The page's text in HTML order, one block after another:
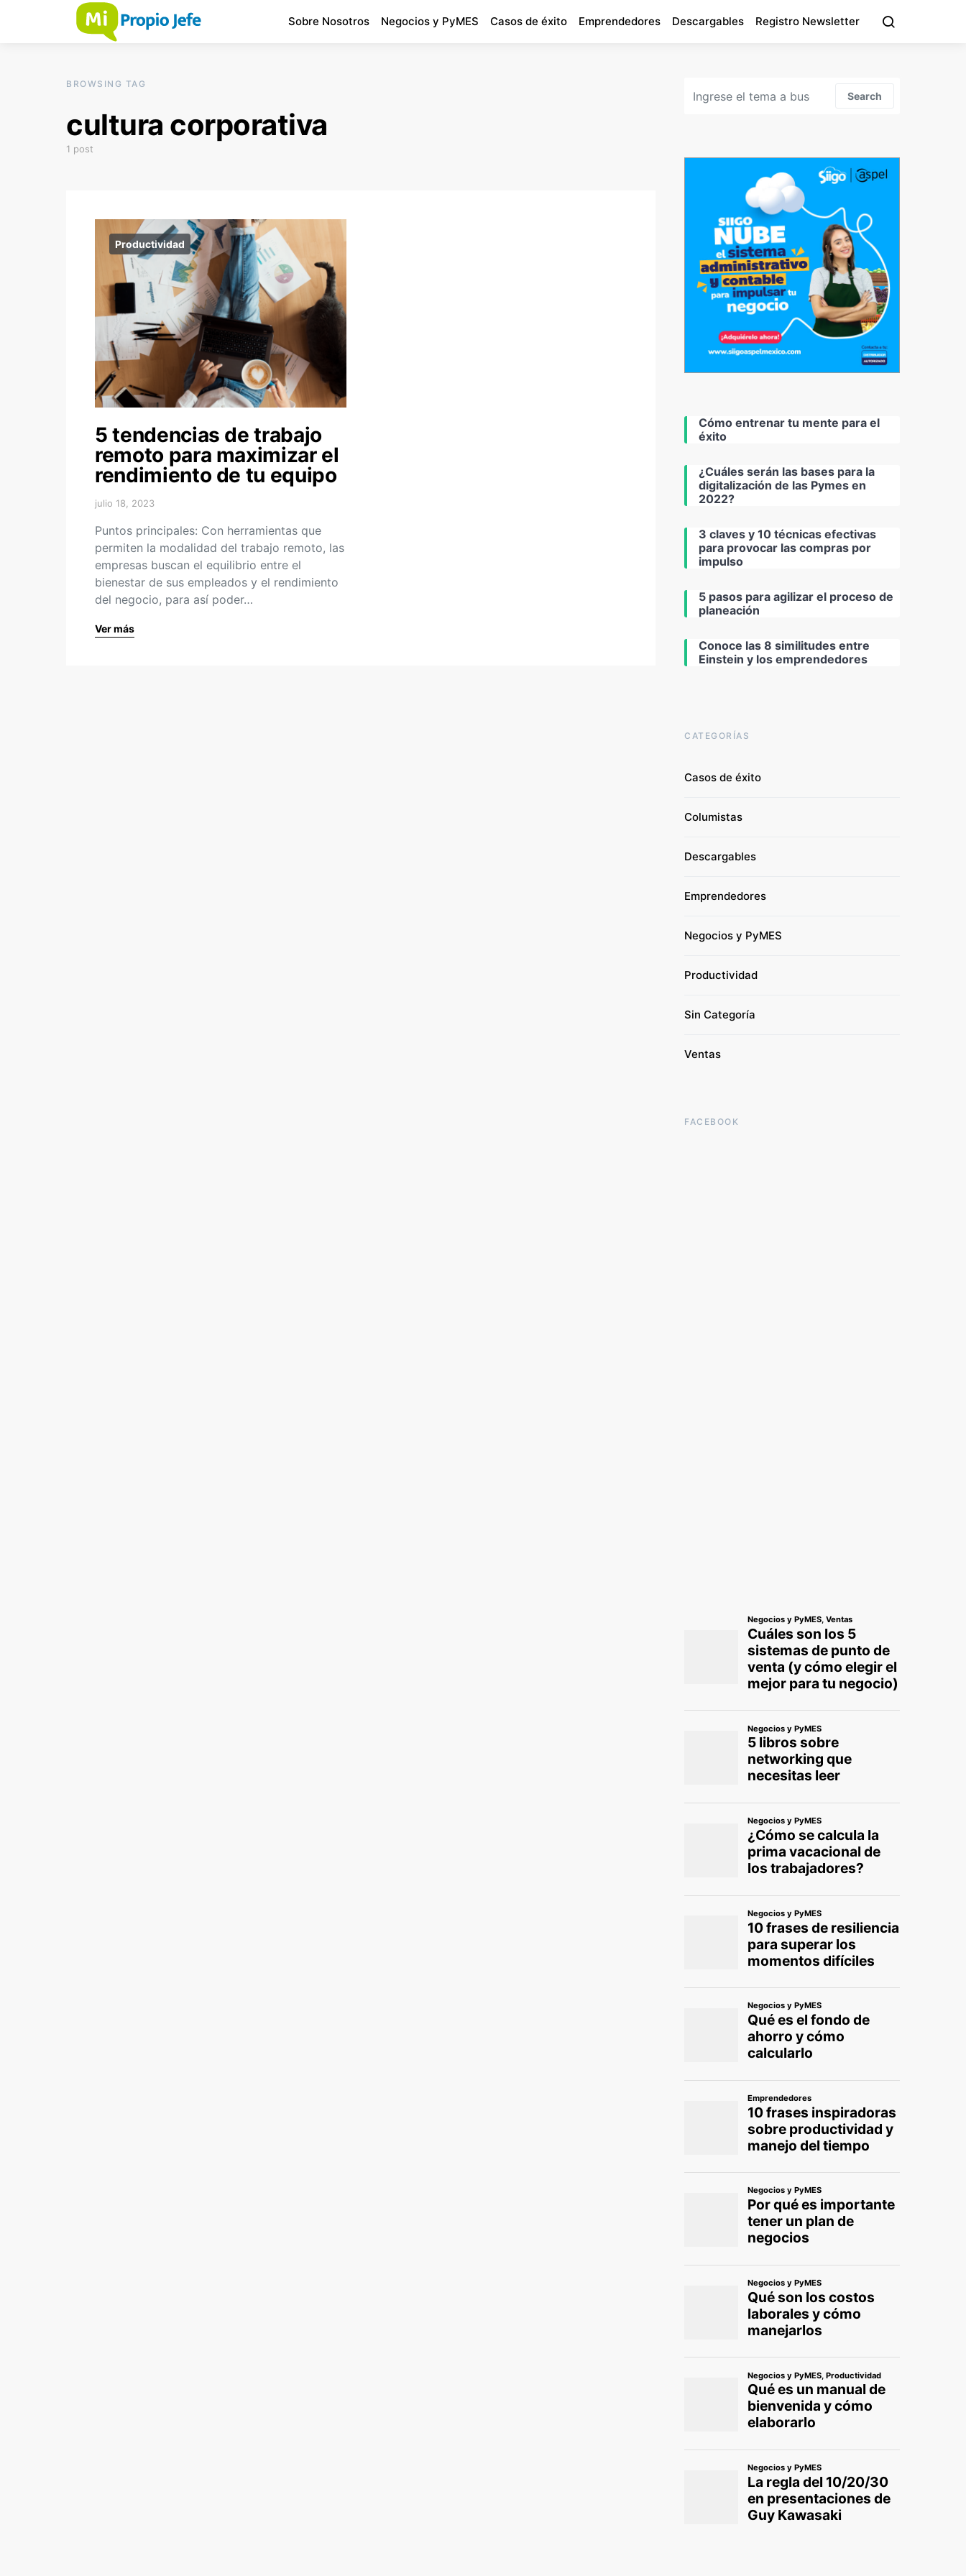
Sobre Nosotros Negocios y PyMES Casos de éxito Emprendedores Descargables Registro Newsletter
BROWSING TAG
cultura corporativa
1 post
Productividad
5 tendencias de trabajo
remoto para maximizar el
rendimiento de tu equipo
julio 18, 2023
Puntos principales: Con herramientas que
permiten la modalidad del trabajo remoto, las
empresas buscan el equilibrio entre el
bienestar de sus empleados y el rendimiento
del negocio, para así poder…
Ver más
Search
Cómo entrenar tu mente para el
éxito
¿Cuáles serán las bases para la
digitalización de las Pymes en
2022?
3 claves y 10 técnicas efectivas
para provocar las compras por
impulso
5 pasos para agilizar el proceso de
planeación
Conoce las 8 similitudes entre
Einstein y los emprendedores
CATEGORÍAS
Casos de éxito
Columistas
Descargables
Emprendedores
Negocios y PyMES
Productividad
Sin Categoría
Ventas
FACEBOOK